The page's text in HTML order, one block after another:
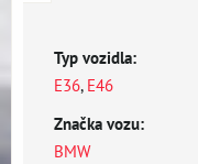
Typ vozidla:
E36, E46
Značka vozu:
BMW